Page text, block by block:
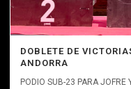
DOBLETE DE
ANDORRA
PODIO SUB-23 PARA JOFRE